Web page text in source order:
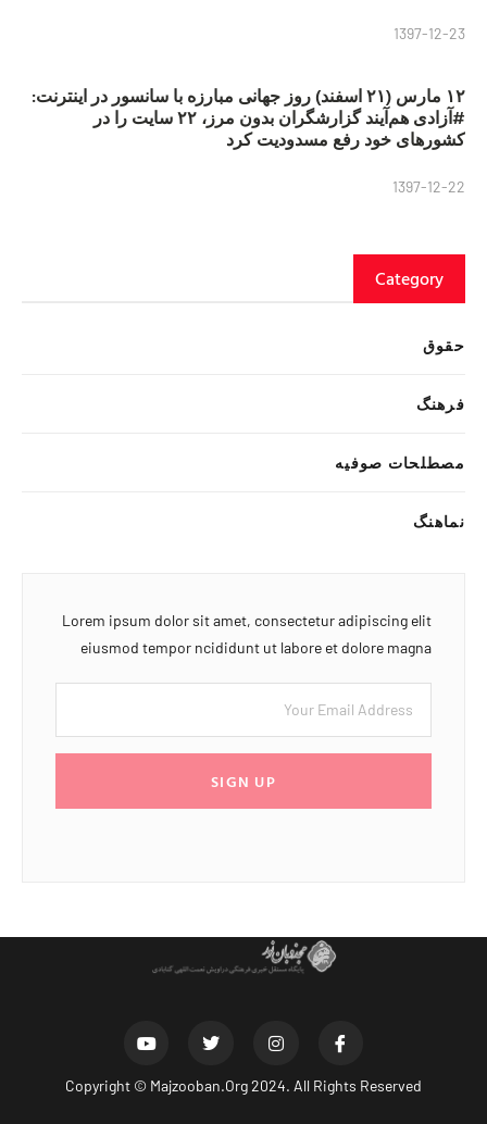
1397-12-23
۱۲ مارس (۲۱ اسفند) روز جهانی مبارزه با سانسور در اینترنت:
#آزادی هم‌آیند گزارشگران‌ بدون مرز، ۲۲ سایت را در
کشورهای خود رفع مسدودیت کرد
1397-12-22
Category
حقوق
فرهنگ
مصطلحات صوفیه
نماهنگ
Lorem ipsum dolor sit amet, consectetur adipiscing elit
eiusmod tempor ncididunt ut labore et dolore magna
SIGN UP
Copyright © Majzooban.Org2024. All Rights Reserved